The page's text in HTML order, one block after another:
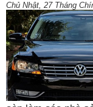
Chủ Nhật, 27 Tháng